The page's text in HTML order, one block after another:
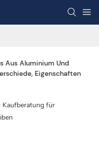
Aus Aluminium Und
Eigenschaften
Kaufberatung für